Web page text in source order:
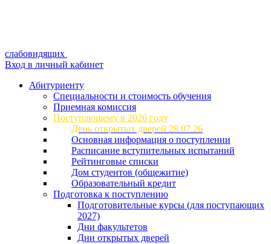
слабовидящих
Вход в личный кабинет
Абитуриенту
Специальности и стоимость обучения
Приемная комиссия
Поступающему в 2026 году
День открытых дверей 28.07.26
Основная информация о поступлении
Расписание вступительных испытаний
Рейтинговые списки
Дом студентов (общежитие)
Образовательный кредит
Подготовка к поступлению
Подготовительные курсы (для поступающих
2027)
Дни факультетов
Дни открытых дверей